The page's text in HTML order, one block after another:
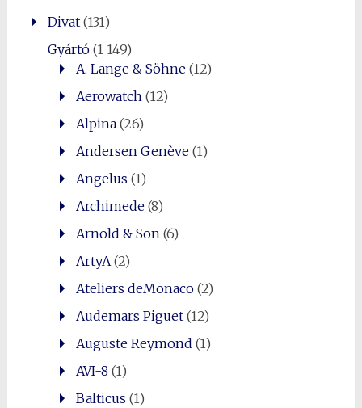
Divat(131)
Gyártó(1 149)
A. Lange & Söhne(12)
Aerowatch(12)
Alpina(26)
Andersen Genève(1)
Angelus (1)
Archimede(8)
Arnold & Son(6)
ArtyA(2)
Ateliers deMonaco(2)
Audemars Piguet(12)
Auguste Reymond (1)
AVI-8 (1)
Balticus (1)